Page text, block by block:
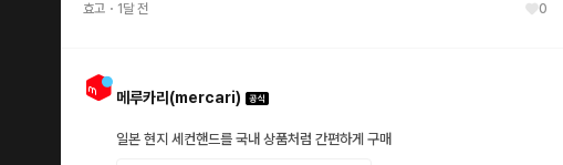
효고 ・ 1달 전 0
메루카리(mercari)
일본 현지 세컨핸드를 국내 상품처럼 간편하게 구매